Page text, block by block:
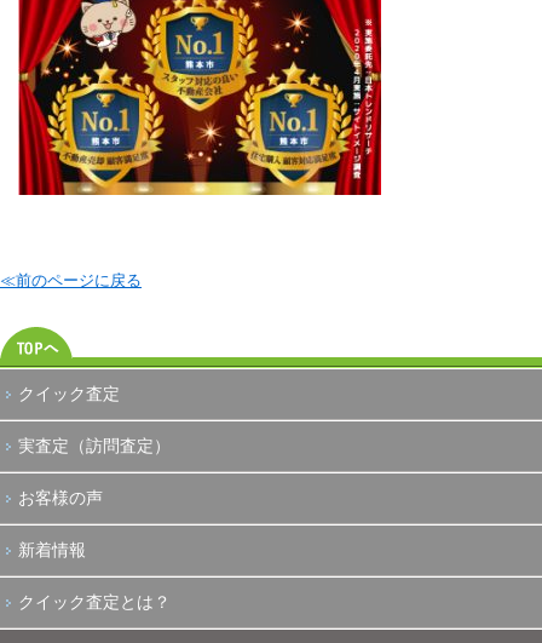
≪前のページに戻る
クイック査定
実査定（訪問査定）
お客様の声
新着情報
クイック査定とは？